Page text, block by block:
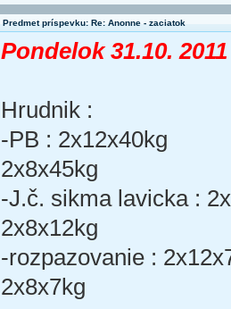
Predmet príspevku: Re: Anonne - zaciatok
Pondelok 31.10. 2011
Hrudnik :
-PB : 2x12x40kg
2x8x45kg
-J.č. sikma lavicka :
2x8x12kg
-rozpazovanie :
2x8x7kg